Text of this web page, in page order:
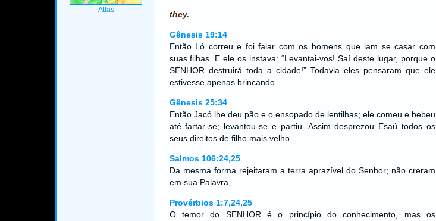
they.
Gênesis 19:14
Então Ló correu e foi falar com os homens que iam se casar com
suas filhas. E ele os instava: “Levantai-vos! Saí deste lugar, porque o
SENHOR destruirá toda a cidade!” Todavia eles pensaram que ele
estivesse apenas brincando.
Gênesis 25:34
Então Jacó lhe deu pão e o ensopado de lentilhas; ele comeu e bebeu
até fartar-se; levantou-se e partiu. Assim desprezou Esaú todos os
seus direitos de filho mais velho.
Salmos 106:24,25
Da mesma forma rejeitaram a terra aprazível do Senhor; não creram
em sua Palavra,…
Provérbios 1:7,24,25
O temor do SENHOR é o princípio do conhecimento, mas os